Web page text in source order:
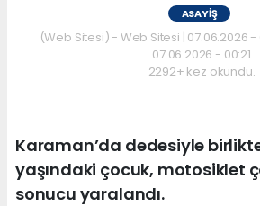
ASAYIŞ
(Web Sitesi) - Web Sitesi | 07.06.2026 -
07.06.2026 - 00:21
2292+ kez okundu.
Karaman’da dedesiyle
yaşındaki çocuk, motosiklet
sonucu yaralandı.